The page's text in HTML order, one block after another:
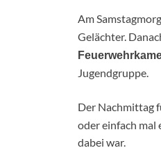
Am
Gelächter.
Jugendgruppe.
Der Nachmittag
oder einfach mal
dabei war.